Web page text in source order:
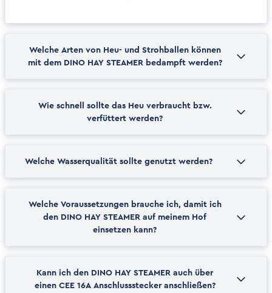
Welche Arten von Heu- und Strohballen können
mit dem DINO HAY STEAMER bedampft werden?
Wie schnell sollte das Heu verbraucht bzw.
verfüttert werden?
Welche Wasserqualität sollte genutzt werden?
Welche Voraussetzungen brauche ich, damit ich
den DINO HAY STEAMER auf meinem Hof
einsetzen kann?
Kann ich den DINO HAY STEAMER auch über
einen CEE 16A Anschlussstecker anschließen?